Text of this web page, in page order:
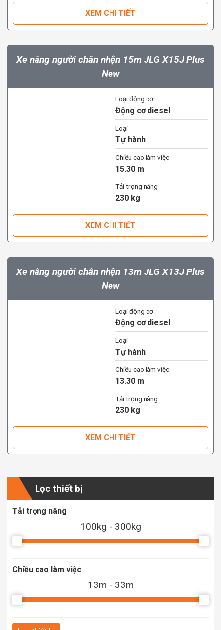
XEM CHI TIẾT
Xe nâng người chân nhện 15m JLG X15J Plus
New
Loại động cơ
Động cơ diesel
Loại
Tự hành
Chiều cao làm việc
15.30 m
Tải trọng nâng
230 kg
XEM CHI TIẾT
Xe nâng người chân nhện 13m JLG X13J Plus
New
Loại động cơ
Động cơ diesel
Loại
Tự hành
Chiều cao làm việc
13.30 m
Tải trọng nâng
230 kg
XEM CHI TIẾT
Lọc thiết bị
Tải trọng nâng
100kg - 300kg
Chiều cao làm việc
13m - 33m